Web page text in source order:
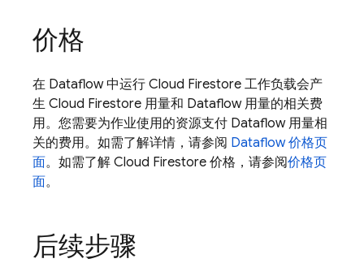
价格
在 Dataflow 中运行 Cloud Firestore 工作负载会产
生 Cloud Firestore 用量和 Dataflow 用量的相关费
用。您需要为作业使用的资源支付 Dataflow 用量相
关的费用。如需了解详情，请参阅 Dataflow 价格页
面。如需了解 Cloud Firestore 价格，请参阅价格页
面。
后续步骤